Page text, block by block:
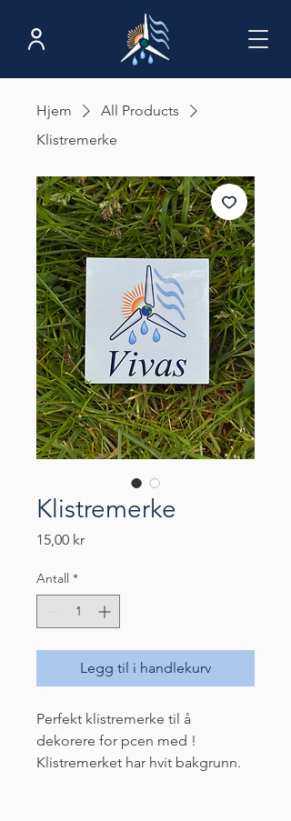
Hjem
All Products
Klistremerke
Klistremerke
15,00 krPris
Antall *
Legg til i handlekurv
Perfekt klistremerke til å
dekorere for pcen med !
Klistremerket har hvit bakgrunn.